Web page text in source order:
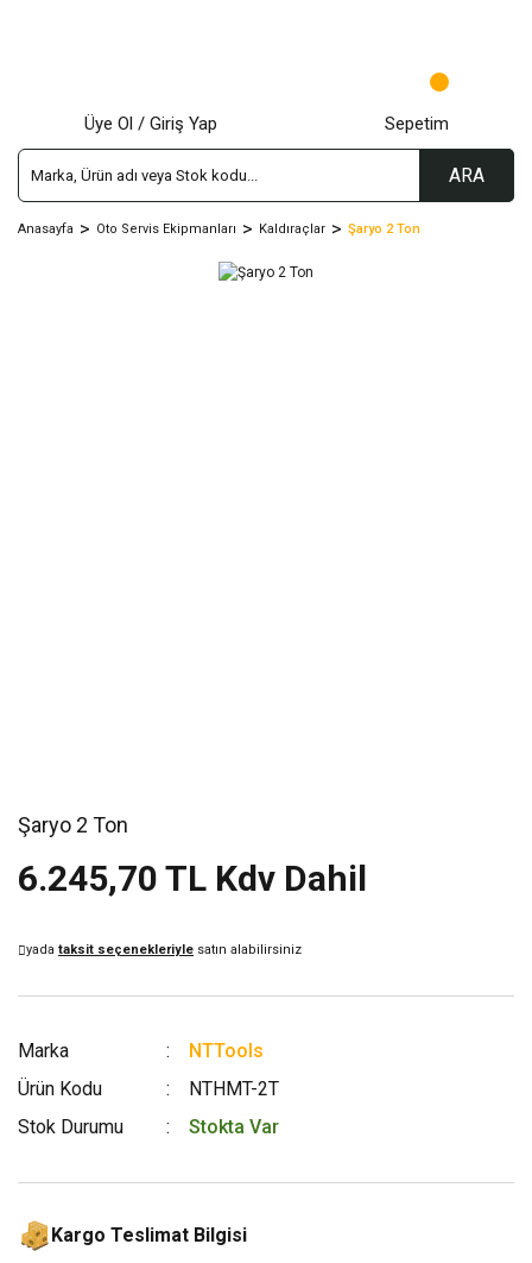
ARA
Üye Ol / Giriş Yap Sepetim
Anasayfa Oto Servis Ekipmanları Kaldıraçlar Şaryo 2 Ton
Şaryo 2 Ton
6.245,70 TL Kdv Dahil
yada taksit seçenekleriyle satın alabilirsiniz
Marka
NTTools
Ürün Kodu
NTHMT-2T
Stok Durumu
Stokta Var
Kargo Teslimat Bilgisi